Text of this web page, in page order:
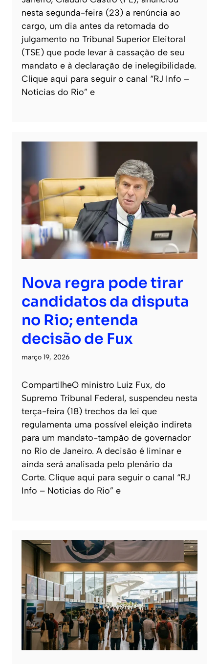
nesta segunda-feira (23) a renúncia ao
cargo, um dia antes da retomada do
julgamento no Tribunal Superior Eleitoral
(TSE) que pode levar à cassação de seu
mandato e à declaração de inelegibilidade.
Clique aqui para seguir o canal “RJ Info –
Noticias do Rio” e
Nova regra pode tirar
candidatos da disputa
no Rio; entenda
decisão de Fux
março 19, 2026
CompartilheO ministro Luiz Fux, do
Supremo Tribunal Federal, suspendeu nesta
terça-feira (18) trechos da lei que
regulamenta uma possível eleição indireta
para um mandato-tampão de governador
no Rio de Janeiro. A decisão é liminar e
ainda será analisada pelo plenário da
Corte. Clique aqui para seguir o canal “RJ
Info – Noticias do Rio” e